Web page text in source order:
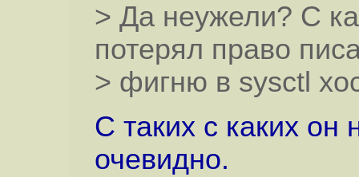
> Да неужели? С
потерял право
> фигню в sysctl
С таких с каких он
очевидно.